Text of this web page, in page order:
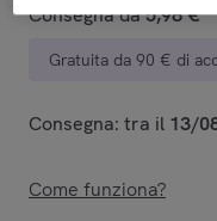
Consegna da5,98 €
Gratuita da 90 € di
Consegna: tra il 13/
Come funziona?